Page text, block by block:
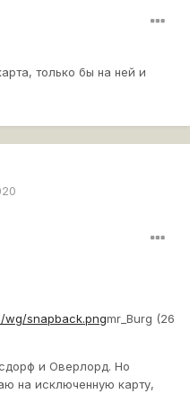
только бы на ней и
wg/snapback.pngmr_Burg (26
и Оверлорд. Но
на исключенную карту,